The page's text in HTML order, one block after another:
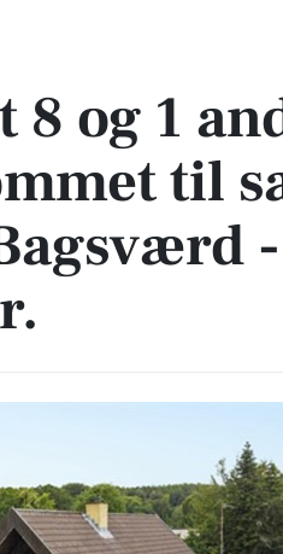
til salg denne uge i Bagsværd - se
8 og 1
til